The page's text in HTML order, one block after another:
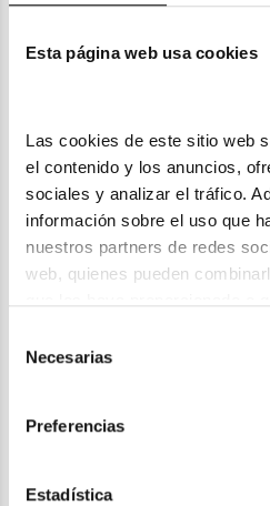
Esta página web usa cookies
Las cookies de este sitio web
el contenido y los anuncios,
sociales y analizar el tráfico.
información sobre el uso que
nuestros partners de redes
web, quienes pueden
la política de privacidad en el
Necesarias
Preferencias
Estadística